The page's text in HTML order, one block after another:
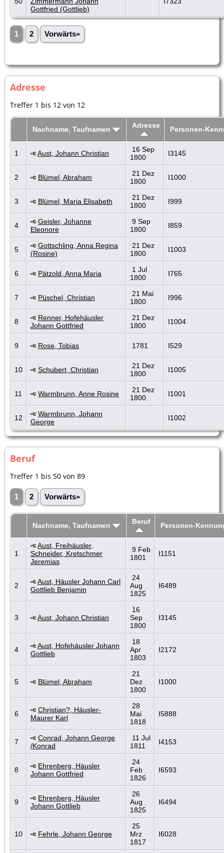
Gottfried (Gottlieb)
1 2 Vorwärts»
Adresse
Treffer 1 bis 12 von 12
Nachname, Taufnamen Adresse Personen-
1 Aust, Johann Christian
16 Sep
1800
I3145
2 Blümel, Abraham
21 Dez
1800
I1000
3 Blümel, Maria Elisabeth
21 Dez
1800
I999
4
Geisler, Johanne
Eleonore
9 Sep
1800
I859
5
Gottschling, Anna Regina
(Rosine)
21 Dez
1800
I1003
6 Pätzold, Anna Maria
1 Jul
1800
I765
7 Püschel, Christian
21 Mai
1800
I996
8
Renner, Hofehäusler
Johann Gottfried
21 Dez
1800
I1004
9 Rose, Tobias 1781 I529
10 Schubert, Christian
21 Dez
1800
I1005
11 Warmbrunn, Anne Rosine
21 Dez
1800
I1001
12
Warmbrunn, Johann
George
I1002
Beruf
Treffer 1 bis 50 von 89
1 2 Vorwärts»
Nachname, Taufnamen Beruf Personen-
1
Aust, Freihäusler,
Schneider, Kretschmer
Jeremias
9 Feb
1801
I1151
2
Aust, Häusler Johann Carl
Gottlieb Benjamin
24
Aug
1825
I6489
3 Aust, Johann Christian
16
Sep
1800
I3145
4
Aust, Hofehäusler Johann
Gottlieb
18
Apr
1803
I2172
5 Blümel, Abraham
21
Dez
1800
I1000
6
Christian?, Häusler-
Maurer Karl
28
Mai
1818
I5888
7
Conrad, Johann George
/Konrad
11 Jul
1811
I4153
8
Ehrenberg, Häusler
Johann Gottfried
24
Feb
1826
I6593
9
Ehrenberg, Häusler
Johann Gottlieb
26
Aug
1825
I6494
10 Fehrle, Johann George
25
Mrz
1817
I6028